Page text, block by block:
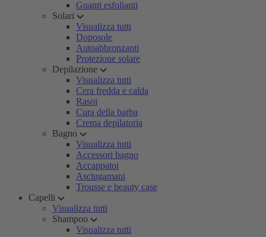
Guanti esfolianti
Solari
Visualizza tutti
Doposole
Autoabbronzanti
Protezione solare
Depilazione
Visualizza tutti
Cera fredda e calda
Rasoi
Cura della barba
Crema depilatoria
Bagno
Visualizza tutti
Accessori bagno
Accappatoi
Asciugamani
Trousse e beauty case
Capelli
Visualizza tutti
Shampoo
Visualizza tutti